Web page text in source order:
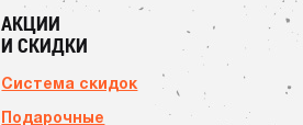
АКЦИИ
И СКИДКИ
Система скидок
Подарочные